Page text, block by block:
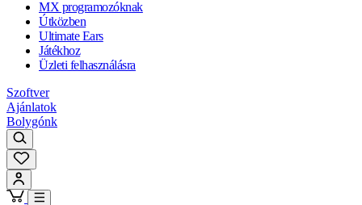
MX programozóknak
Útközben
Ultimate Ears
Játékhoz
Üzleti felhasználásra
Szoftver
Ajánlatok
Bolygónk